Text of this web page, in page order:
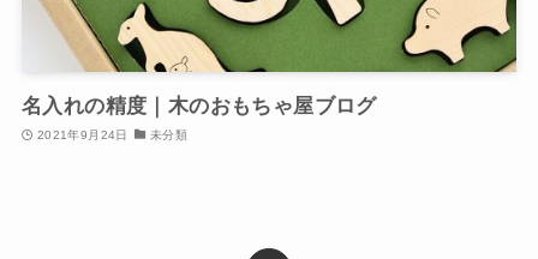
名入れの精度｜木のおもちゃ屋ブログ
2021年9月24日 未分類